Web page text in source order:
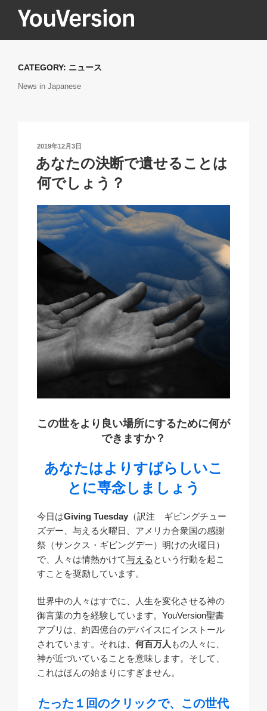
YOUVERSION
CATEGORY: ニュース
News in Japanese
投
稿
日:
2019年12月3日
あなたの決断で遺せることは
何でしょう？
この世をより良い場所にするために何が
できますか？
あなたはよりすばらしいこ
とに専念しましょう
今日はGiving Tuesday （訳注 ギビングチュー
ズデー、与える火曜日、アメリカ合衆国の感謝
祭（サンクス・ギビングデー）明けの火曜日）
で、人々は情熱かけて与える という行動を起こ
すことを奨励しています。
世界中の人々はすでに、人生を変化させる神の
御言葉の力を経験しています。 YouVersion聖書
アプリ は、約四億台のデバイスにインストール
されています。それは、 何百万人 もの人々に、
神が近づいていることを意味します。そして、
これはほんの始まりにすぎません。
たった１回のクリックで、この世代